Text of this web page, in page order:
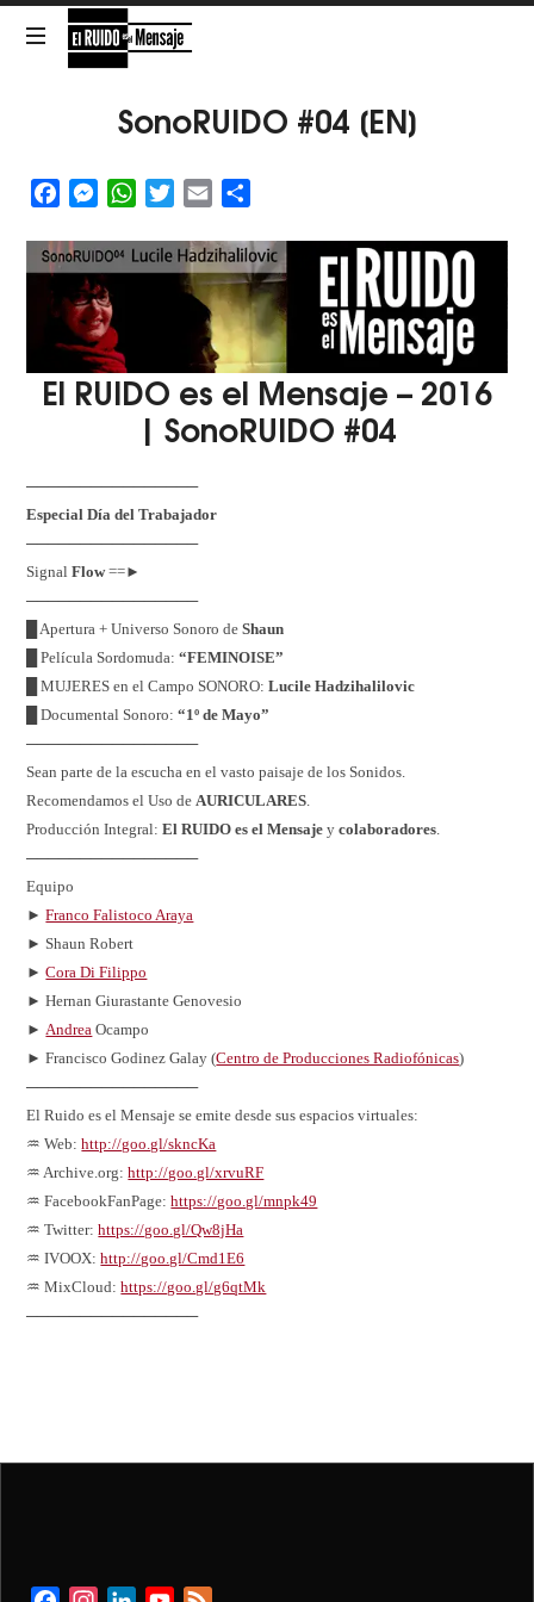
El
el
Mensaje
SonoRUIDO #04 [EN]
FacebookMessengerWhatsAppTwitterEmail
El RUIDO es el Mensaje – 2016
| SonoRUIDO #04
────────────────
Especial Día del Trabajador
────────────────
SignalFlow==►
────────────────
█ Apertura + Universo Sonoro deShaun
█ Película Sordomuda:“FEMINOISE”
█ MUJERES en el Campo SONORO:Lucile Hadzihalilovic
█ Documental Sonoro:“1º de Mayo”
────────────────
Sean parte de la escucha en el vasto paisaje de los Sonidos.
Recomendamos el Uso de AURICULARES
Producción Integral:El RUIDO es el Mensaje ycolaboradores
────────────────
Equipo
►Franco Falistoco Araya
► Shaun Robert
►Cora Di Filippo
► Hernan Giurastante Genovesio
► Andrea Ocampo
► Francisco Godinez Galay (Centro de Producciones Radiofónicas)
────────────────
El Ruido es el Mensaje se emite desde sus espacios virtuales:
♒ Web:http://goo.gl/skncKa
♒ Archive.org:http://goo.gl/xrvuRF
♒ FacebookFanPage:https://goo.gl/mnpk49
♒ Twitter:https://goo.gl/Qw8jHa
♒ IVOOX:http://goo.gl/Cmd1E6
♒ MixCloud:https://goo.gl/g6qtMk
────────────────